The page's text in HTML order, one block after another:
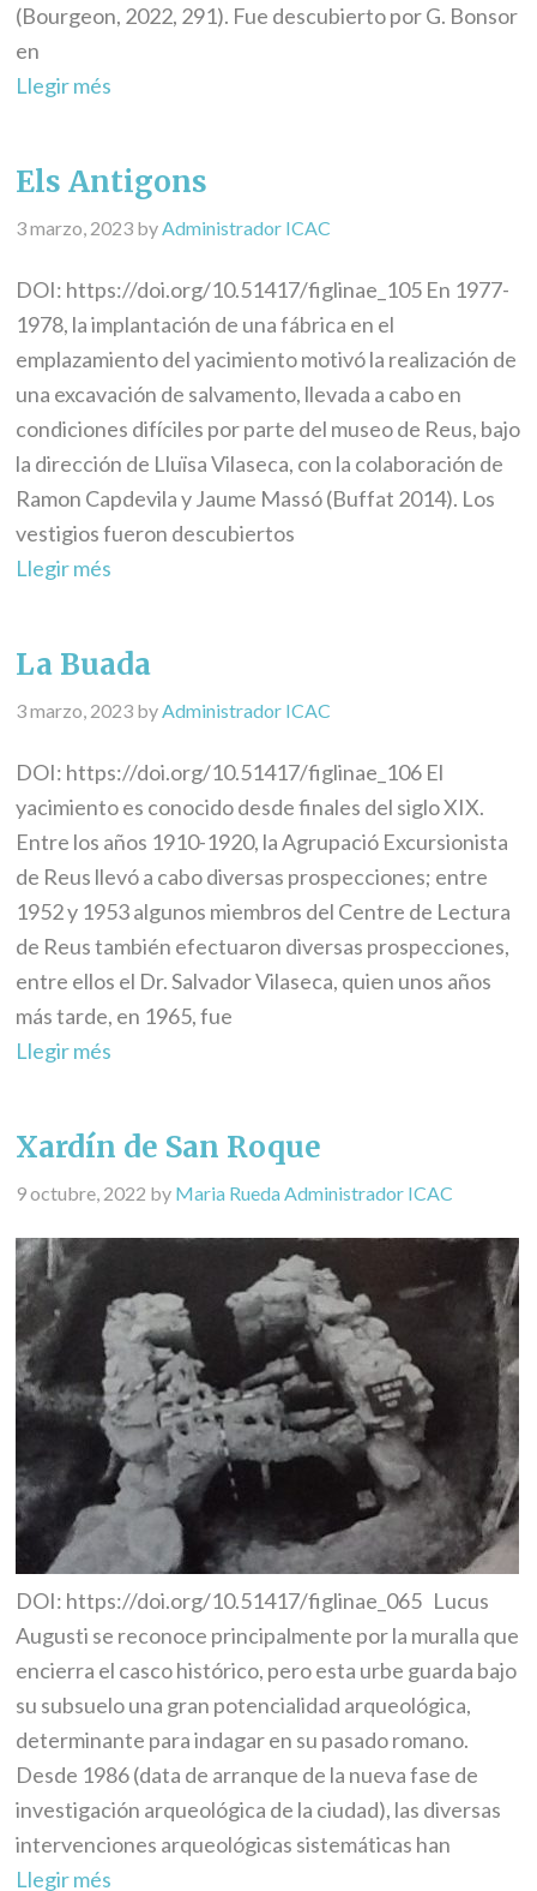
(Bourgeon, 2022, 291). Fue descubierto por G. Bonsor
en
Llegir més
Els Antigons
3 marzo, 2023 byAdministrador ICAC
DOI: https://doi.org/10.51417/figlinae_105 En 1977-
1978, la implantación de una fábrica en el
emplazamiento del yacimiento motivó la realización de
una excavación de salvamento, llevada a cabo en
condiciones difíciles por parte del museo de Reus, bajo
la dirección de Lluïsa Vilaseca, con la colaboración de
Ramon Capdevila y Jaume Massó (Buffat 2014). Los
vestigios fueron descubiertos
Llegir més
La Buada
3 marzo, 2023 byAdministrador ICAC
DOI: https://doi.org/10.51417/figlinae_106 El
yacimiento es conocido desde finales del siglo XIX.
Entre los años 1910-1920, la Agrupació Excursionista
de Reus llevó a cabo diversas prospecciones; entre
1952 y 1953 algunos miembros del Centre de Lectura
de Reus también efectuaron diversas prospecciones,
entre ellos el Dr. Salvador Vilaseca, quien unos años
más tarde, en 1965, fue
Llegir més
Xardín de San Roque
9 octubre, 2022 by Maria Rueda Administrador ICAC
DOI: https://doi.org/10.51417/figlinae_065 Lucus
Augusti se reconoce principalmente por la muralla que
encierra el casco histórico, pero esta urbe guarda bajo
su subsuelo una gran potencialidad arqueológica,
determinante para indagar en su pasado romano.
Desde 1986 (data de arranque de la nueva fase de
investigación arqueológica de la ciudad), las diversas
intervenciones arqueológicas sistemáticas han
Llegir més